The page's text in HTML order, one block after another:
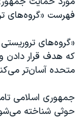
فهرست «گروه‌های
«گروه‌های
که هدف قرار دادن و
متحده آسان‌تر
جمهوری اسلامی
حوثی شناخته